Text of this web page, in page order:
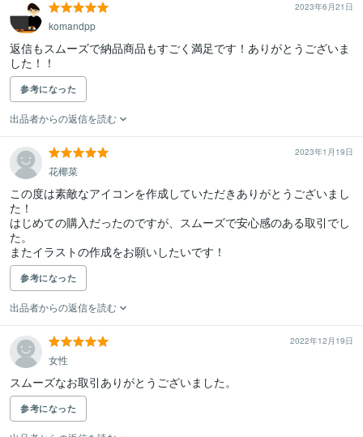
2023年6月21日
komandpp
返信もスムーズで納品商品もすごく満足です！ありがとうございま
した！！
参考になった
出品者からの返信を読む
2023年1月19日
花椰菜
この度は素敵なアイコンを作成していただきありがとうございまし
た！
はじめての購入だったのですが、スムーズで安心感のある取引でし
た。
またイラストの作成をお願いしたいです！
参考になった
出品者からの返信を読む
2022年12月19日
女性
参考になった